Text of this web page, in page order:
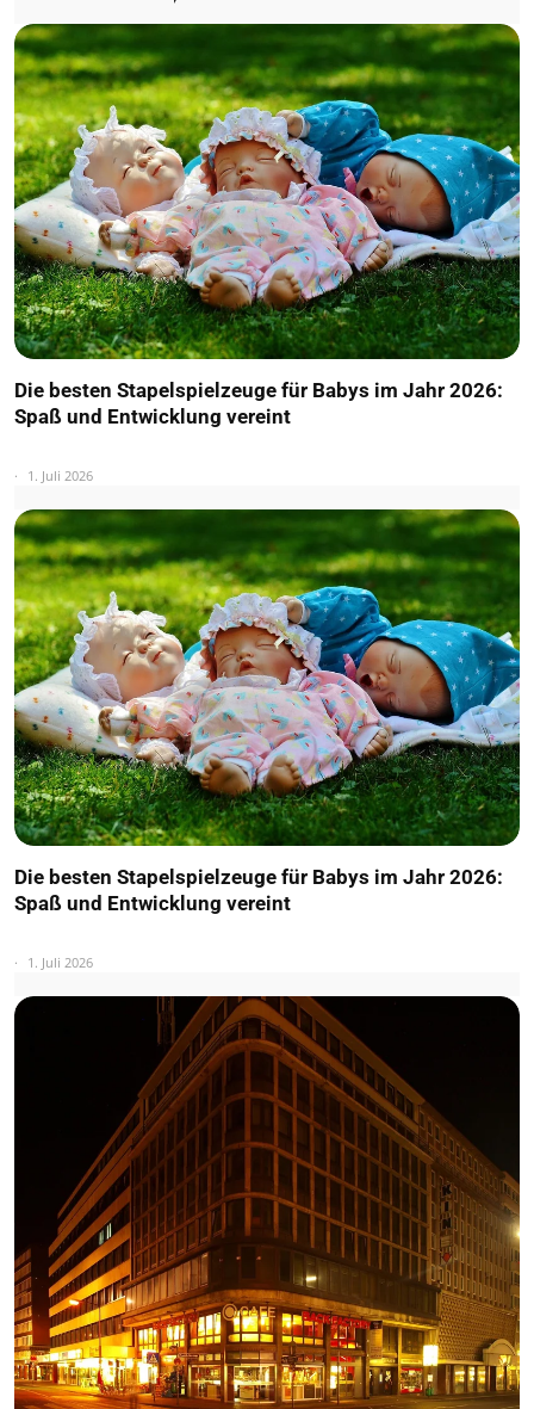
Die besten Stapelspielzeuge für Babys im Jahr 2026:
Spaß und Entwicklung vereint
1. Juli 2026
Die besten Stapelspielzeuge für Babys im Jahr 2026:
Spaß und Entwicklung vereint
1. Juli 2026